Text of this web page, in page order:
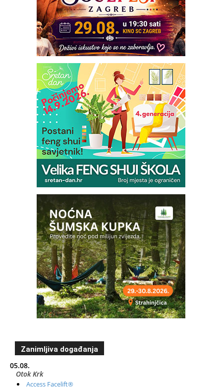
Zanimljiva događanja
05.08.
Otok Krk
Access Facelift®